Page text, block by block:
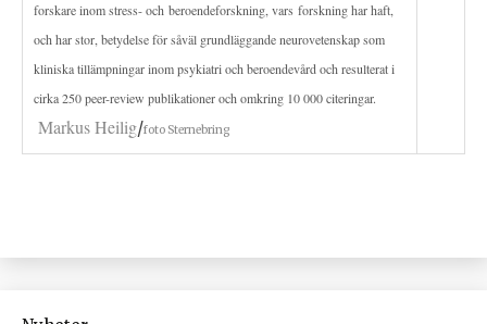
forskare inom stress- och beroendeforskning, vars forskning har haft,
och har stor, betydelse för såväl grundläggande neurovetenskap som
kliniska tillämpningar inom psykiatri och beroendevård och resulterat i
cirka 250 peer-review publikationer och omkring 10 000 citeringar.
Markus Heilig/foto Sternebring